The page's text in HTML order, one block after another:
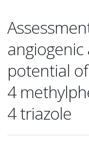
potential
4
4 triazole